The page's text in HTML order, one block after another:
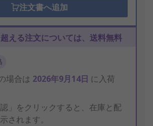
注文書へ追加
える注文については、送料無料
場合は 2026年9月14日 に入荷
認」をクリックすると、在庫と配
されます。